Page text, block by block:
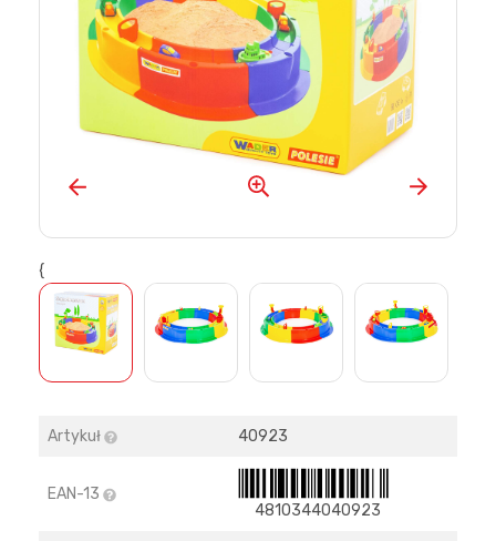
{
>
Artykuł 40923
EAN-13
4810344040923